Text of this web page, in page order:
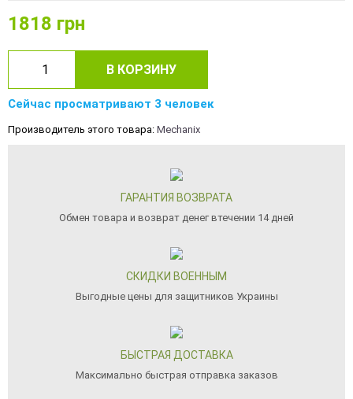
1818 грн
В КОРЗИНУ
Сейчас просматривают 3 человек
Производитель этого товара: Mechanix
ГАРАНТИЯ ВОЗВРАТА
Обмен товара и возврат денег втечении 14 дней
СКИДКИ ВОЕННЫМ
Выгодные цены для защитников Украины
БЫСТРАЯ ДОСТАВКА
Максимально быстрая отправка заказов